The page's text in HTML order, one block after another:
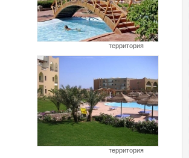
территория
территория